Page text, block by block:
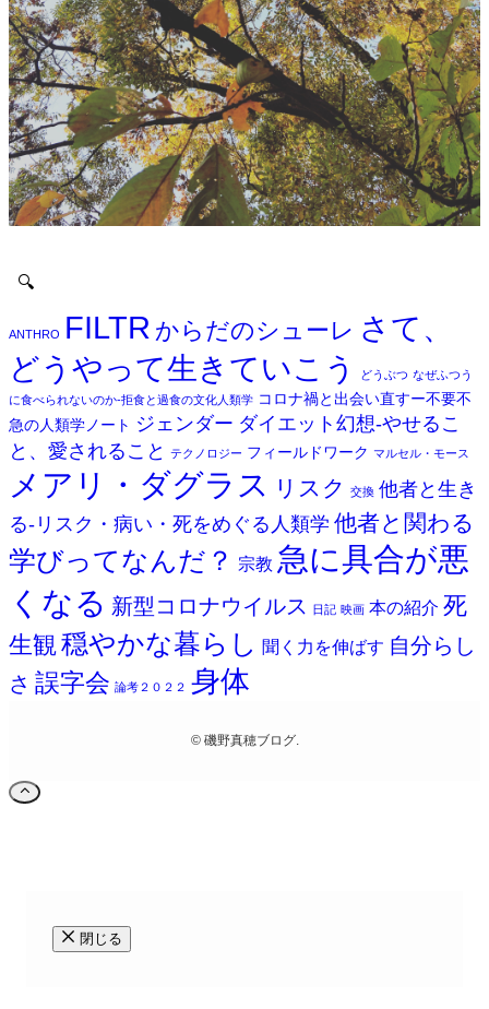
🔍
ANTHRO FILTR からだのシューレ さて、
どうやって生きていこう
どうぶつ なぜふつう
に食べられないのか-拒食と過食の文化人類学 コロナ禍と出会い直すー不要不
急の人類学ノート ジェンダー ダイエット幻想-やせるこ
と、愛されること
テクノロジー フィールドワーク マルセル・モース
メアリ・ダグラス リスク 交換 他者と生き
る-リスク・病い・死をめぐる人類学 他者と関わる
学びってなんだ？ 宗教 急に具合が悪
くなる 新型コロナウイルス 日記 映画 本の紹介 死
生観穏やかな暮らし 聞く力を伸ばす 自分らし
さ 誤字会 論考２０２２ 身体
©磯野真穂ブログ.
閉じる